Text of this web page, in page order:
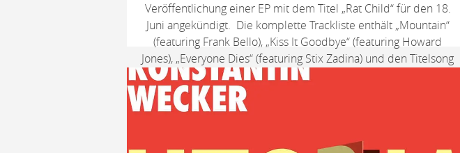
Veröffentlichung einer EP mit dem Titel „Rat Child“ für den 18.
Juni angekündigt. Die komplette Trackliste enthält „Mountain“
(featuring Frank Bello), „Kiss It Goodbye“ (featuring Howard
Jones), „Everyone Dies“ (featuring Stix Zadina) und den Titelsong
„Rat Child“. Heute präsentieren die Band und Mascot Records
das Musikvideo zu „Kiss […]